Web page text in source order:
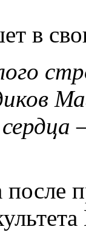
в
после